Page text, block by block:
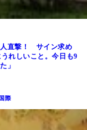
人直撃！ サイン求め
れしいこと。今日も9
」
際